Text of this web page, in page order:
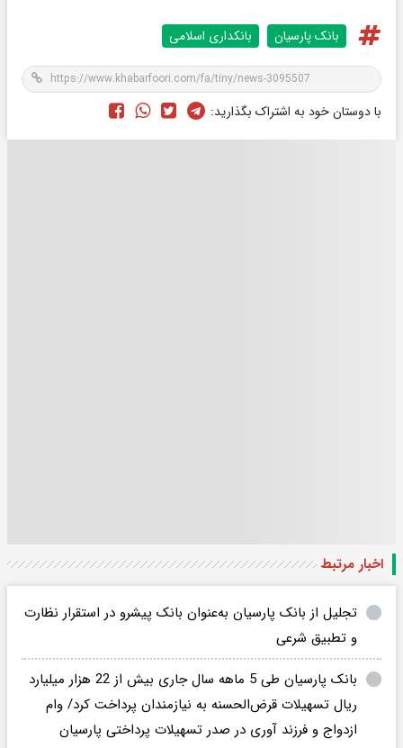
بانک پارسیان بانکداری اسلامی
با دوستان خود به اشتراک بگذارید:
اخبار مرتبط
تجلیل از بانک پارسیان به‌عنوان بانک پیشرو در استقرار نظارت
و تطبیق شرعی
بانک پارسیان طی 5 ماهه سال جاری بیش از 22 هزار میلیارد
ریال تسهیلات قرض‌الحسنه به نیازمندان پرداخت کرد/ وام
ازدواج و فرزند آوری در صدر تسهیلات پرداختی پارسیان